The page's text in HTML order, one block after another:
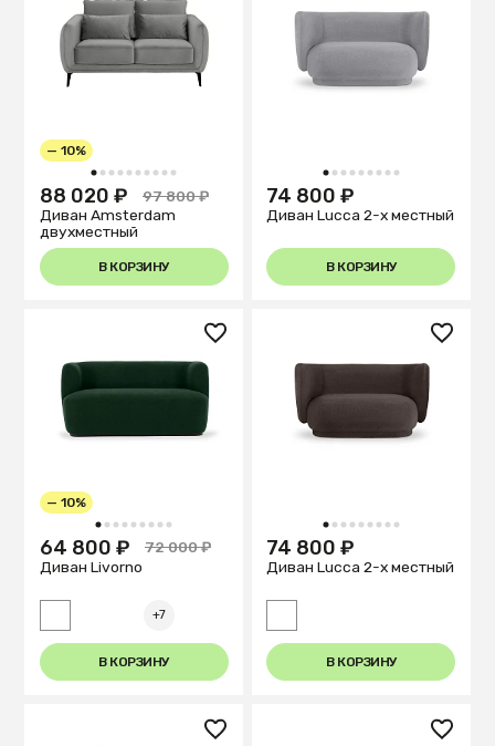
1 2 3 4 5 6 7 8 9 10
— 10%
88 020 ₽
97 800 ₽
Диван Amsterdam
двухместный
В КОРЗИНУ
1 2 3 4 5 6 7 8 9
74 800 ₽
Диван Lucca 2-х местный
В КОРЗИНУ
1 2 3 4 5 6 7 8 9
— 10%
64 800 ₽
72 000 ₽
Диван Livorno
+7
В КОРЗИНУ
1 2 3 4 5 6 7 8 9
74 800 ₽
Диван Lucca 2-х местный
В КОРЗИНУ